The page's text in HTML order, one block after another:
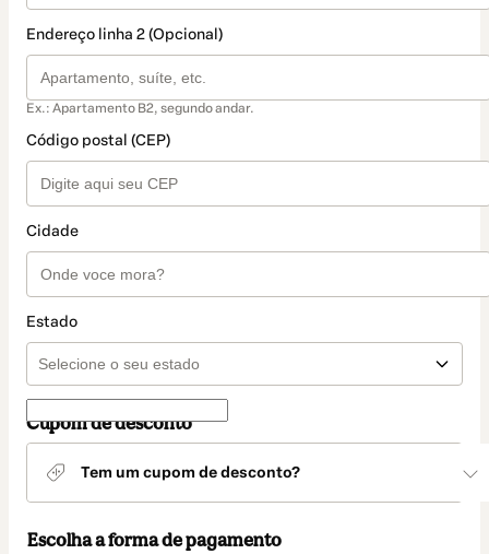
Endereço linha 2 (Opcional)
Ex.: Apartamento B2, segundo andar.
Código postal (CEP)
Cidade
Estado
Cupom de desconto
Tem um cupom de desconto?
Escolha a forma de pagamento